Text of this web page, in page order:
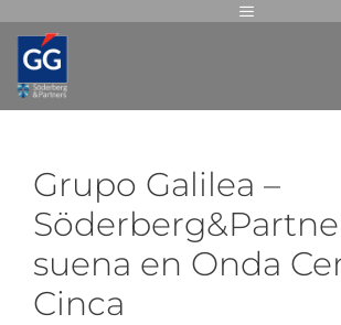
Grupo Galilea –
suena en Onda
Cinca